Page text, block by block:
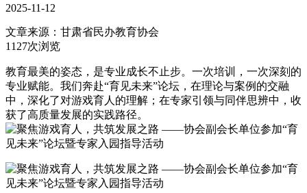
2025-11-12
文章来源： 甘肃省民办教育协会
1127次浏览
教育最美的姿态，是专业成长不止步。一次培训，一次深刻的
专业赋能。我们奔赴“育见未来”论坛，在理论与案例的交融
中，深化了对游戏育人的理解；在专家引领与同伴思辨中，收
获了高质量发展的实践路径。